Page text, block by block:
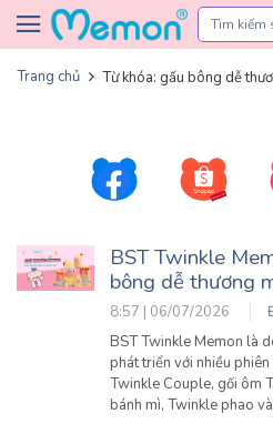
Skip to content
Trang chủ Từ khóa: gấu bông dễ
BST Twinkle
bông dễ thương
8:57 | 06/07/2026
BST Twinkle Memon là
phát triển với nhiều
Twinkle Couple, gối ôm
bánh mì, Twinkle phao